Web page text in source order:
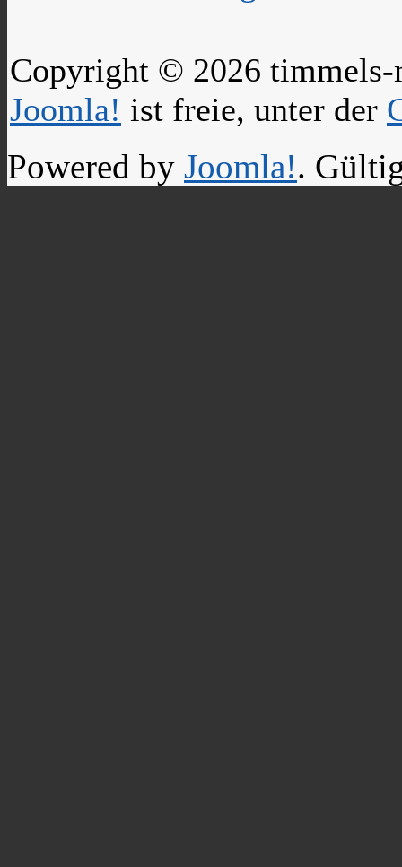
Copyright © 2026 timmels-
Joomla! ist freie, unter der
Powered by Joomla!.